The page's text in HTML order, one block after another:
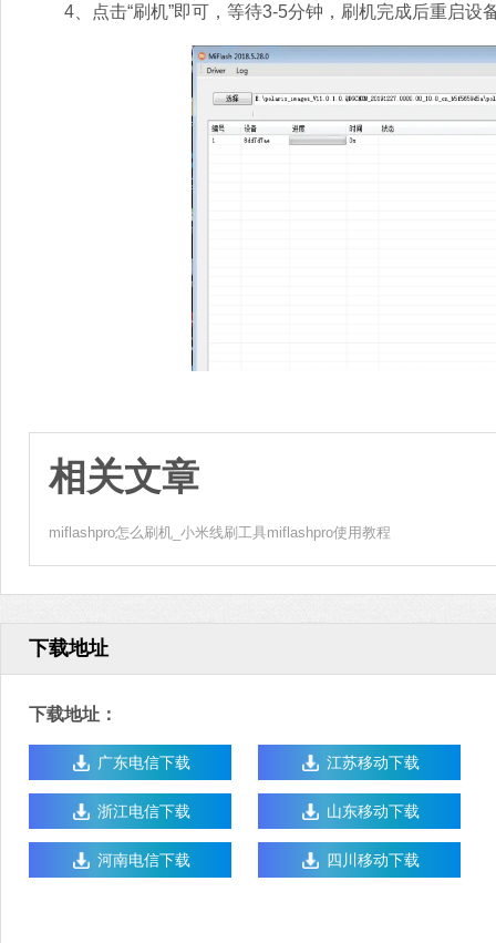
4、点击“刷机”即可，等待3-5分钟，刷机完成后重启设
相关文章
miflashpro怎么刷机_小米线刷工具miflashpro使用教程
下载地址
下载地址：
广东电信下载 江苏移动下载
浙江电信下载 山东移动下载
河南电信下载 四川移动下载